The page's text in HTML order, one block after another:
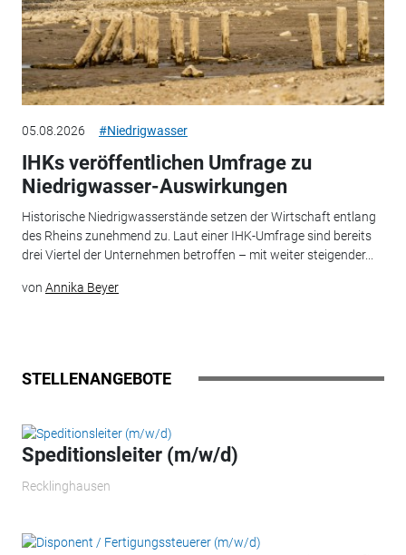
05.08.2026 #Niedrigwasser
IHKs veröffentlichen Umfrage zu
Niedrigwasser-Auswirkungen
Historische Niedrigwasserstände setzen der Wirtschaft entlang
des Rheins zunehmend zu. Laut einer IHK-Umfrage sind bereits
drei Viertel der Unternehmen betroffen – mit weiter steigender...
von Annika Beyer
STELLENANGEBOTE
Speditionsleiter (m/w/d)
Recklinghausen